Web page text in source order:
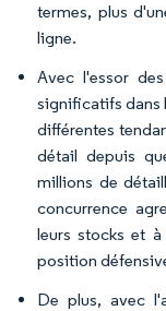
termes, plus
ligne.
Avec l'essor
significatifs dans
différentes
détail depuis
millions de
concurrence
leurs stocks et
position
De plus, avec